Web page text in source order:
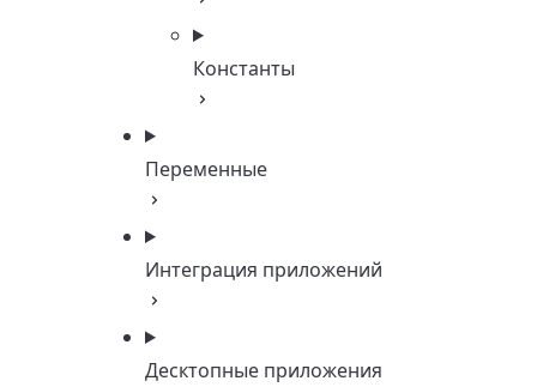
Константы
Переменные
Интеграция приложений
Десктопные приложения